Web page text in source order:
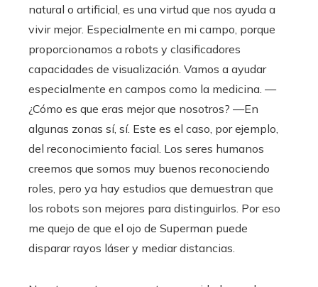
natural o artificial, es una virtud que nos ayuda a
vivir mejor. Especialmente en mi campo, porque
proporcionamos a robots y clasificadores
capacidades de visualización. Vamos a ayudar
especialmente en campos como la medicina. —
¿Cómo es que eras mejor que nosotros? —En
algunas zonas sí, sí. Este es el caso, por ejemplo,
del reconocimiento facial. Los seres humanos
creemos que somos muy buenos reconociendo
roles, pero ya hay estudios que demuestran que
los robots son mejores para distinguirlos. Por eso
me quejo de que el ojo de Superman puede
disparar rayos láser y mediar distancias.